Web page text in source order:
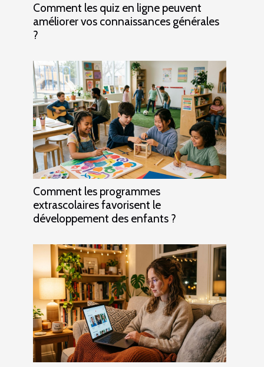
Comment les quiz en ligne peuvent
améliorer vos connaissances générales
?
Comment les programmes
extrascolaires favorisent le
développement des enfants ?